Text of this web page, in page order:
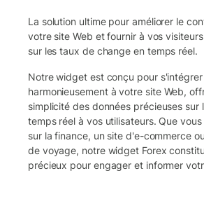
La solution ultime pour améliorer le
votre site Web et fournir à vos
sur les taux de change en temps réel.
Notre widget est conçu pour s'intégrer
harmonieusement à votre site Web,
simplicité des données précieuses sur
temps réel à vos utilisateurs. Que
sur la finance, un site d'e-commerce
de voyage, notre widget Forex
précieux pour engager et informer